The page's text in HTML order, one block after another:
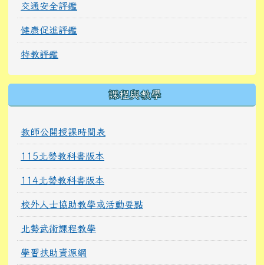
交通安全評鑑
健康促進評鑑
特教評鑑
課程與教學
教師公開授課時間表
115北勢教科書版本
114北勢教科書版本
校外人士協助教學或活動要點
北勢武術課程教學
學習扶助資源網